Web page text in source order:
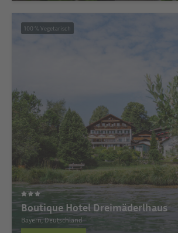
100 % Vegetarisch
Boutique Hotel Dreimäderlhaus
Bayern, Deutschland